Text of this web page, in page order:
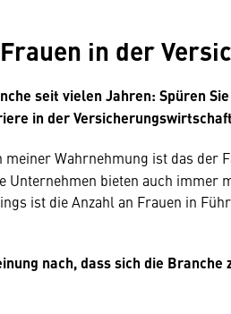
in der
seit vielen Jahren: Spüren
in der
meiner Wahrnehmung ist das der
Unternehmen bieten auch
ist die Anzahl an Frauen in
nach, dass sich die